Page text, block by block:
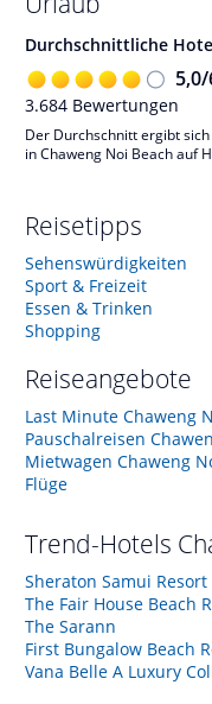
Durchschnittliche
5,0/
3.684 Bewertungen
Der Durchschnitt ergibt
in Chaweng Noi Beach auf
Reisetipps
Sehenswürdigkeiten
Sport & Freizeit
Essen & Trinken
Shopping
Reiseangebote
Last Minute Chaweng
Pauschalreisen
Mietwagen Chaweng
Flüge
Trend-Hotels
Sheraton Samui Resort
The Fair House Beach
The Sarann
First Bungalow Beach
Vana Belle A Luxury